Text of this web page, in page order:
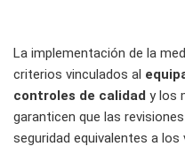
La implementación de la
criterios vinculados al
controles de calidad y los
garanticen que las
seguridad equivalentes a los